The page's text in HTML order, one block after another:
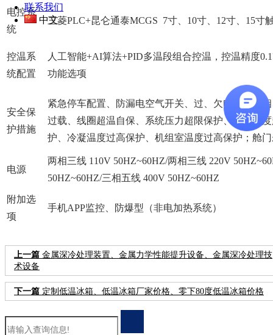
联系我们
中文
电控系
统
三菱PLC+昆仑通泰MCGS 7寸、10寸、12寸、15寸
控温系
统配置
人工智能+AI算法+PID多温段组合控温，控温精度
功能选项
安全保
护措施
紧急停车配置、防漏电空气开关、过、欠电压、缺
过载、线圈超温自保、系统压力超限保护、排气温
护、冷凝温度过高保护、机组室温度过高保护；舱
电源
两相三线 110V 50HZ~60HZ/两相三线 220V
50HZ~60HZ/三相五线 400V 50HZ~60HZ
附加选
项
手机APP监控、防爆型（非电加热系统）
上一篇 金属深冷处理装置、金属力学性能提升设备、金属深冷处理技
术设备
下一篇 定制低温冰箱、低温冰箱厂家价格、零下80度低温冰箱价格